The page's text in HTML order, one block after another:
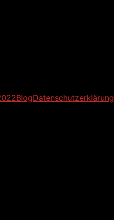
BlogDatenschutzerklärung